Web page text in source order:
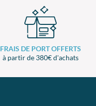
FRAIS DE PORT OFFERTS
à partir de 380€ d'achats